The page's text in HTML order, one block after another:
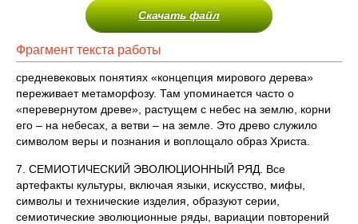
Скачать файл
Фрагмент текста работы
средневековых понятиях «концепция мирового дерева»
переживает метаморфозу. Там упоминается часто о
«перевернутом древе», растущем с небес на землю, корни
его – на небесах, а ветви – на земле. Это древо служило
символом веры и познания и воплощало образ Христа.
7. СЕМИОТИЧЕСКИЙ ЭВОЛЮЦИОННЫЙ РЯД. Все
артефакты культуры, включая языки, искусство, мифы,
символы и технические изделия, образуют серии,
семиотические эволюционные ряды, вариации повторений